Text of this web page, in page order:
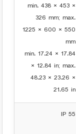
min. 438 × 453 ×
326 mm; max.
1225 × 600 × 550
mm
min. 17.24 × 17.84
× 12.84 in; max.
48.23 × 23.26 ×
21.65 in
IP 55